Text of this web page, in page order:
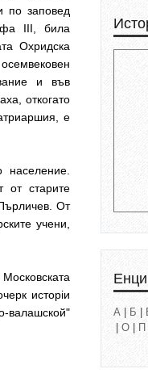
по заповeд
III, била
Охридска
и във
откогато
е
от старите
От
учени,
исторіи
валашской"
А Б
О П